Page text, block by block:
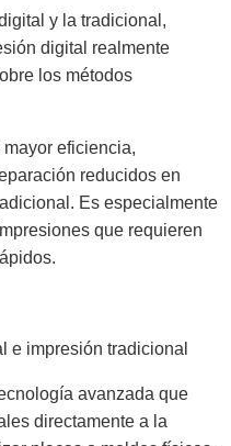
y la tradicional,
digital realmente
los métodos
eficiencia,
reducidos en
Es especialmente
que requieren
e impresión tradicional
avanzada que
directamente a la